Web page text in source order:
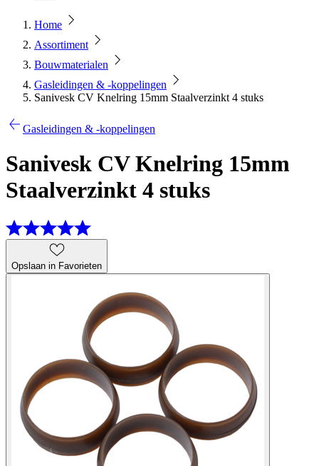
Home
Assortiment
Bouwmaterialen
Gasleidingen & -koppelingen
Sanivesk CV Knelring 15mm Staalverzinkt 4 stuks
Gasleidingen & -koppelingen
Sanivesk CV Knelring 15mm
Staalverzinkt 4 stuks
Opslaan in Favorieten